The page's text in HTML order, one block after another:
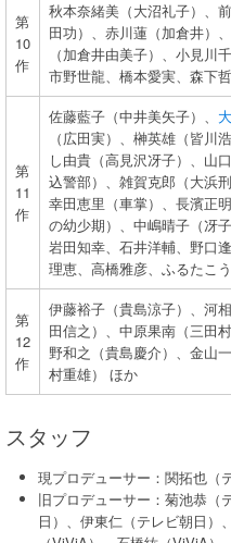
第
10
作
秋本奈緒美（大沼礼子）、
田功）、赤川蓮（加倉井）
（加倉井由美子）、小見川
市野世龍、橋本愛実、森下
第
11
作
佐藤藍子（中井美矢子）、
（広田実）、榊英雄（皆川
し由貴（高見沢冴子）、山
込警部）、雑賀克郎（大浜
幸田恵里（車掌）、長濱正
の幼少期）、中嶋晴子（冴
岩田知幸、石井洋輔、野口
理恵、高橋雅彦、ふるたこ
第
12
作
伊藤裕子（貴島涼子）、河
田信之）、中原果南（三田
野和之（貴島慶介）、金山
村重雄） ほか
スタッフ
現プロデューサー：関拓也（
旧プロデューサー：菊池恭（
日）、伊東仁（テレビ朝日）